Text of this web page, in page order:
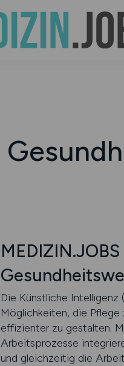
Die Künstliche
Möglichkeiten, die
effizienter zu gestalten.
Arbeitsprozesse
und gleichzeitig die